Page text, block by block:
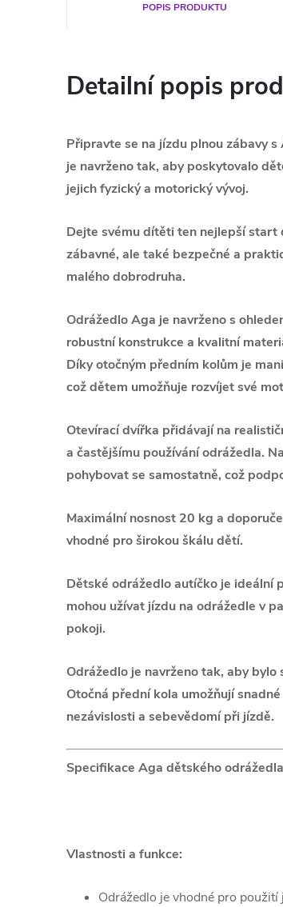
POPIS PRODUKTU
Detailní popis
Připravte se na jízdu plnou zábavy
je navrženo tak, aby poskytovalo
jejich fyzický a motorický vývoj.
Dejte svému dítěti ten nejlepší start
zábavné, ale také bezpečné a
malého dobrodruha.
Odrážedlo Aga je navrženo s
robustní konstrukce a kvalitní
Díky otočným předním kolům je
což dětem umožňuje rozvíjet své
Otevírací dvířka přidávají na
a častějšímu používání odrážedla.
pohybovat se samostatně, což
Maximální nosnost 20 kg a
vhodné pro širokou škálu dětí.
Dětské odrážedlo autíčko je ideální
mohou užívat jízdu na odrážedle v
pokoji.
Odrážedlo je navrženo tak, aby
Otočná přední kola umožňují
nezávislosti a sebevědomí při jízdě.
Specifikace Aga dětského
Vlastnosti a funkce:
Odrážedlo je vhodné pro